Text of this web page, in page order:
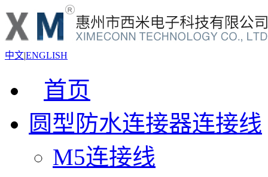
中文|ENGLISH
首页
圆型防水连接器连接线
M5连接线